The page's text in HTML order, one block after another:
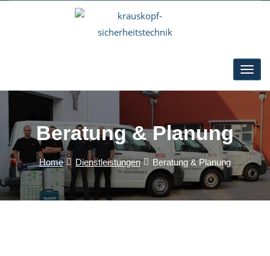
Beratung & Planung
Home Dienstleistungen Beratung & Planung